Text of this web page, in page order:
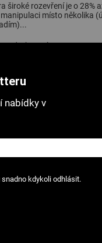
široké rozevření je o 28%
místo několika
podrobností
Tisk stránky
nabídky v
kdykoli odhlásit.